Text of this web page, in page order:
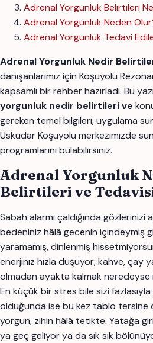
Adrenal Yorgunluk Belirtileri
Adrenal Yorgunluk Neden
Adrenal Yorgunluk Tedavi
Adrenal Yorgunluk Nedir
danışanlarımız için Koşuyolu
kapsamlı bir rehber hazırladı. Bu
yorgunluk nedir belirtileri ve
gereken temel bilgileri, uygulama
Üsküdar Koşuyolu merkezimizde
programlarını bulabilirsiniz.
Adrenal Yorgunluk
Belirtileri ve
Sabah alarmı çaldığında gözlerinizi
bedeniniz hâlâ gecenin içindeymiş
yaramamış, dinlenmiş
enerjiniz hızla düşüyor; kahve, çay
olmadan ayakta kalmak neredeyse
En küçük bir stres bile sizi
olduğunda ise bu kez tablo tersine
yorgun, zihin hâlâ tetikte. Yatağa
ya geç geliyor ya da sık sık